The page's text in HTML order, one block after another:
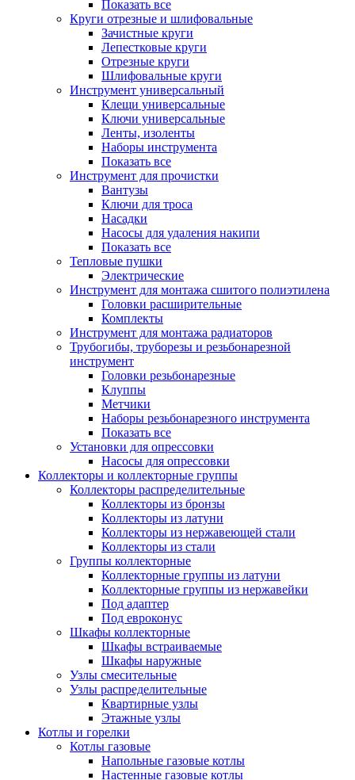
Показать все
Круги отрезные и шлифовальные
Зачистные круги
Лепестковые круги
Отрезные круги
Шлифовальные круги
Инструмент универсальный
Клещи универсальные
Ключи универсальные
Ленты, изоленты
Наборы инструмента
Показать все
Инструмент для прочистки
Вантузы
Ключи для троса
Насадки
Насосы для удаления накипи
Показать все
Тепловые пушки
Электрические
Инструмент для монтажа сшитого полиэтилена
Головки расширительные
Комплекты
Инструмент для монтажа радиаторов
Трубогибы, труборезы и резьбонарезной
инструмент
Головки резьбонарезные
Клуппы
Метчики
Наборы резьбонарезного инструмента
Показать все
Установки для опрессовки
Насосы для опрессовки
Коллекторы и коллекторные группы
Коллекторы распределительные
Коллекторы из бронзы
Коллекторы из латуни
Коллекторы из нержавеющей стали
Коллекторы из стали
Группы коллекторные
Коллекторные группы из латуни
Коллекторные группы из нержавейки
Под адаптер
Под евроконус
Шкафы коллекторные
Шкафы встраиваемые
Шкафы наружные
Узлы смесительные
Узлы распределительные
Квартирные узлы
Этажные узлы
Котлы и горелки
Котлы газовые
Напольные газовые котлы
Настенные газовые котлы